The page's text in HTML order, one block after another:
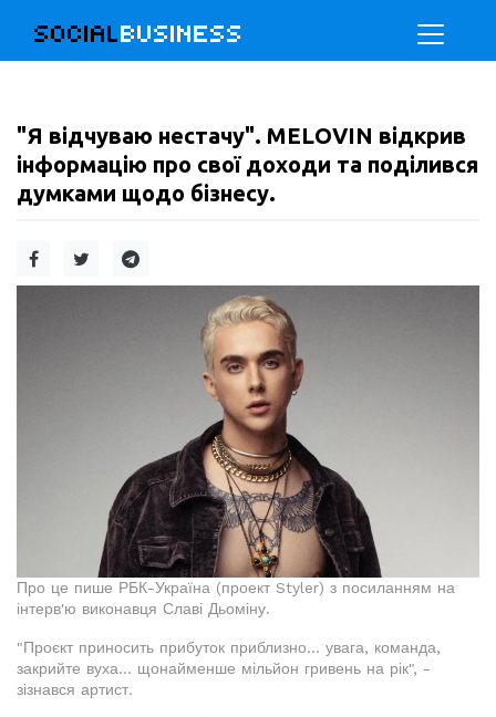
SOCIALBUSINESS
"Я відчуваю нестачу". MELOVIN відкрив
інформацію про свої доходи та поділився
думками щодо бізнесу.
Про це пише РБК-Україна (проект Styler) з посиланням на
інтерв'ю виконавця Славі Дьоміну.
"Проєкт приносить прибуток приблизно... увага, команда,
закрийте вуха... щонайменше мільйон гривень на рік", -
зізнався артист.